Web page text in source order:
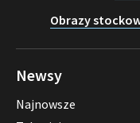
Obrazy
Newsy
Najnowsze